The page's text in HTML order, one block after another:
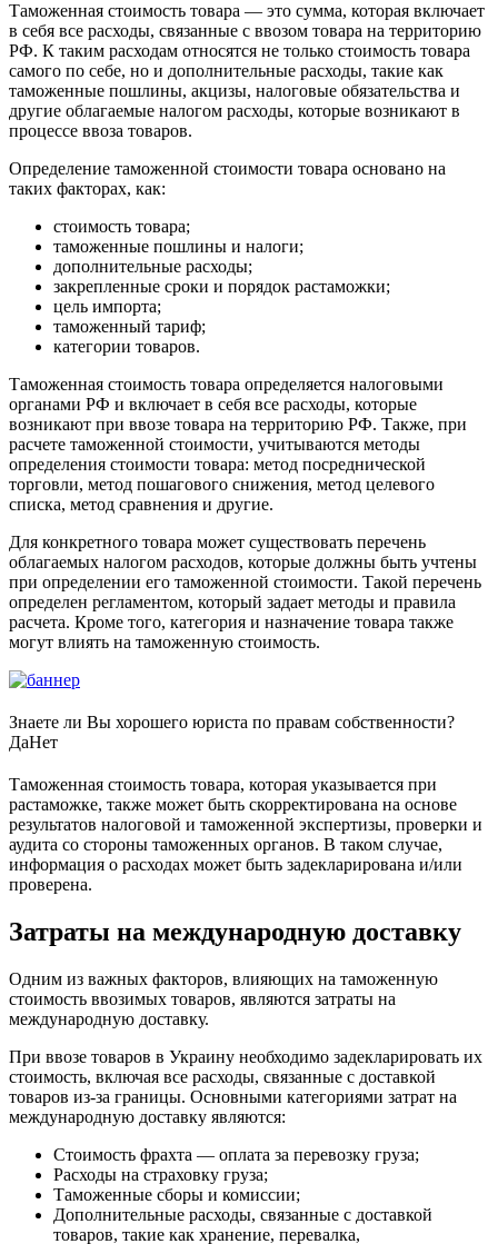
Таможенная стоимость товара — это сумма, которая включает
в себя все расходы, связанные с ввозом товара на территорию
РФ. К таким расходам относятся не только стоимость товара
самого по себе, но и дополнительные расходы, такие как
таможенные пошлины, акцизы, налоговые обязательства и
другие облагаемые налогом расходы, которые возникают в
процессе ввоза товаров.
Определение таможенной стоимости товара основано на
таких факторах, как:
стоимость товара;
таможенные пошлины и налоги;
дополнительные расходы;
закрепленные сроки и порядок растаможки;
цель импорта;
таможенный тариф;
категории товаров.
Таможенная стоимость товара определяется налоговыми
органами РФ и включает в себя все расходы, которые
возникают при ввозе товара на территорию РФ. Также, при
расчете таможенной стоимости, учитываются методы
определения стоимости товара: метод посреднической
торговли, метод пошагового снижения, метод целевого
списка, метод сравнения и другие.
Для конкретного товара может существовать перечень
облагаемых налогом расходов, которые должны быть учтены
при определении его таможенной стоимости. Такой перечень
определен регламентом, который задает методы и правила
расчета. Кроме того, категория и назначение товара также
могут влиять на таможенную стоимость.
Знаете ли Вы хорошего юриста по правам собственности?
ДаНет
Таможенная стоимость товара, которая указывается при
растаможке, также может быть скорректирована на основе
результатов налоговой и таможенной экспертизы, проверки и
аудита со стороны таможенных органов. В таком случае,
информация о расходах может быть задекларирована и/или
проверена.
Затраты на международную доставку
Одним из важных факторов, влияющих на таможенную
стоимость ввозимых товаров, являются затраты на
международную доставку.
При ввозе товаров в Украину необходимо задекларировать их
стоимость, включая все расходы, связанные с доставкой
товаров из-за границы. Основными категориями затрат на
международную доставку являются:
Стоимость фрахта — оплата за перевозку груза;
Расходы на страховку груза;
Таможенные сборы и комиссии;
Дополнительные расходы, связанные с доставкой
товаров, такие как хранение, перевалка,